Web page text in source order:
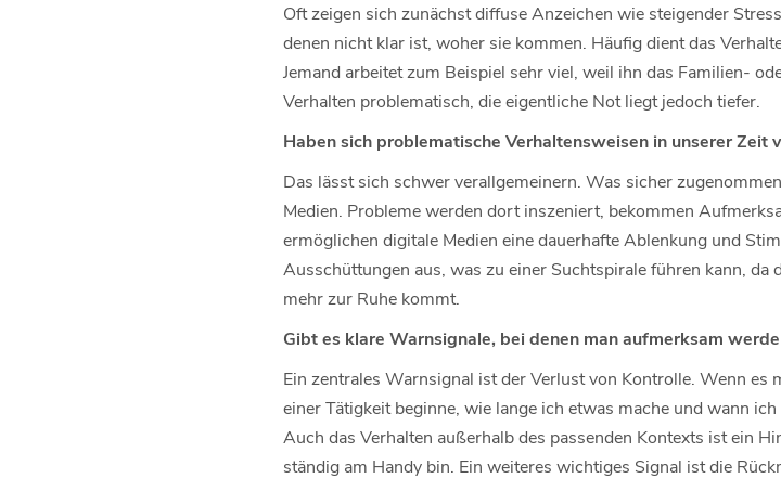
Oft zeigen sich zunächst diffuse Anzeichen wie steigender
denen nicht klar ist, woher sie kommen. Häufig dient das
Jemand arbeitet zum Beispiel sehr viel, weil ihn das Familien-
Verhalten problematisch, die eigentliche Not liegt jedoch tiefer.
Haben sich problematische Verhaltensweisen in unserer Zeit
Das lässt sich schwer verallgemeinern. Was sicher
Medien. Probleme werden dort inszeniert, bekommen
ermöglichen digitale Medien eine dauerhafte Ablenkung und
Ausschüttungen aus, was zu einer Suchtspirale führen kann, da
mehr zur Ruhe kommt.
Gibt es klare Warnsignale, bei denen man aufmerksam
Ein zentrales Warnsignal ist der Verlust von Kontrolle. Wenn
einer Tätigkeit beginne, wie lange ich etwas mache und wann
Auch das Verhalten außerhalb des passenden Kontexts ist ein
ständig am Handy bin. Ein weiteres wichtiges Signal ist die